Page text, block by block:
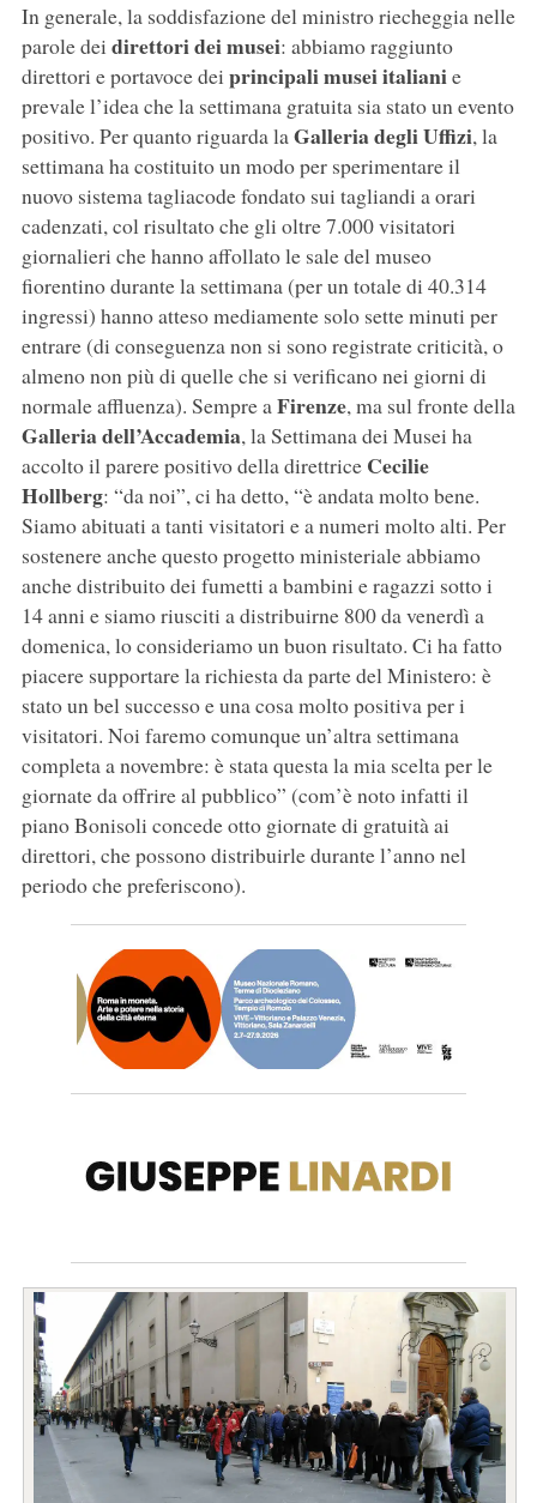
In generale, la soddisfazione del ministro riecheggia nelle
parole dei direttori dei musei: abbiamo raggiunto
direttori e portavoce dei principali musei italianie
prevale l’idea che la settimana gratuita sia stato un evento
positivo. Per quanto riguarda laGalleria degli Uffizi, la
settimana ha costituito un modo per sperimentare il
nuovo sistema tagliacode fondato sui tagliandi a orari
cadenzati, col risultato che gli oltre 7.000 visitatori
giornalieri che hanno affollato le sale del museo
fiorentino durante la settimana (per un totale di 40.314
ingressi) hanno atteso mediamente solo sette minuti per
entrare (di conseguenza non si sono registrate criticità, o
almeno non più di quelle che si verificano nei giorni di
normale affluenza). Sempre aFirenze, ma sul fronte della
Galleria dell’Accademia, la Settimana dei Musei ha
accolto il parere positivo della direttrice Cecilie
Hollberg: “da noi”, ci ha detto, “è andata molto bene.
Siamo abituati a tanti visitatori e a numeri molto alti. Per
sostenere anche questo progetto ministeriale abbiamo
anche distribuito dei fumetti a bambini e ragazzi sotto i
14 anni e siamo riusciti a distribuirne 800 da venerdì a
domenica, lo consideriamo un buon risultato. Ci ha fatto
piacere supportare la richiesta da parte del Ministero: è
stato un bel successo e una cosa molto positiva per i
visitatori. Noi faremo comunque un’altra settimana
completa a novembre: è stata questa la mia scelta per le
giornate da offrire al pubblico” (com’è noto infatti il
piano Bonisoli concede otto giornate di gratuità ai
direttori, che possono distribuirle durante l’anno nel
periodo che preferiscono).